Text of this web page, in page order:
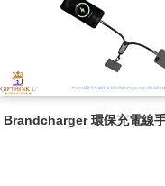
Brandcharger 環保充電線